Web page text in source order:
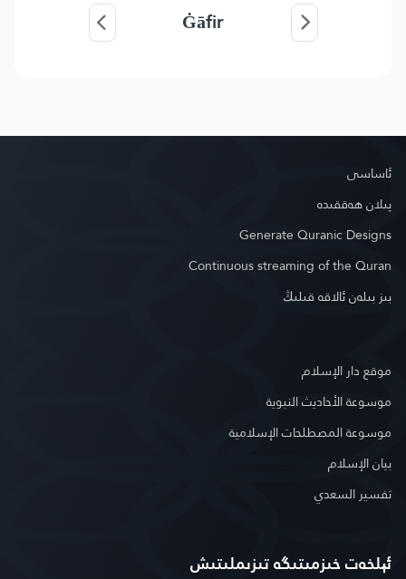
Ġāfir
ئاساسى
پىلان ھەققىدە
Generate Quranic Designs
Continuous streaming of the Quran
بىز بىلەن ئالاقە قىلىڭ
موقع دار الإسلام
موسوعة الأحاديث النبوية
موسوعة المصطلحات الإسلامية
بيان الإسلام
تفسير السعدي
ئېلخەت خىزمىتىگە تىزىملىتىش